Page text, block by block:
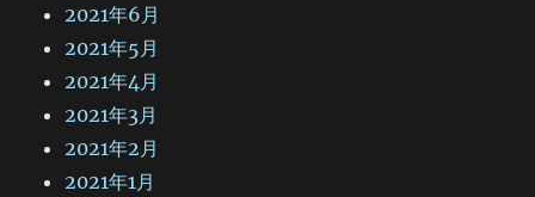
2021年6月
2021年5月
2021年4月
2021年3月
2021年2月
2021年1月